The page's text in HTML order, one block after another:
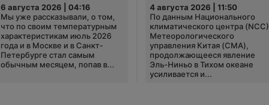
6 августа 2026 | 04:16
Мы уже рассказывали, о том,
что по своим температурным
характеристикам июль 2026
года и в Москве и в Санкт-
Петербурге стал самым
обычным месяцем, попав в...
4 августа 2026 | 11:50
По данным Национального
климатического центра (NCC)
Метеорологического
управления Китая (CMA),
продолжающееся явление
Эль-Ниньо в Тихом океане
усиливается и...